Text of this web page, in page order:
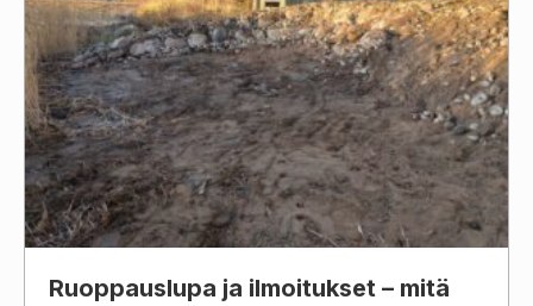
Ruoppauslupa ja ilmoitukset – mitä